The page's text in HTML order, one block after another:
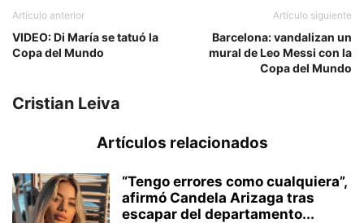
Artículo anterior
VIDEO: Di María se tatuó la
Copa del Mundo
Artículo siguiente
Barcelona: vandalizan un
mural de Leo Messi con la
Copa del Mundo
Cristian Leiva
Artículos relacionados
“Tengo errores como cualquiera”,
afirmó Candela Arizaga tras
escapar del departamento...